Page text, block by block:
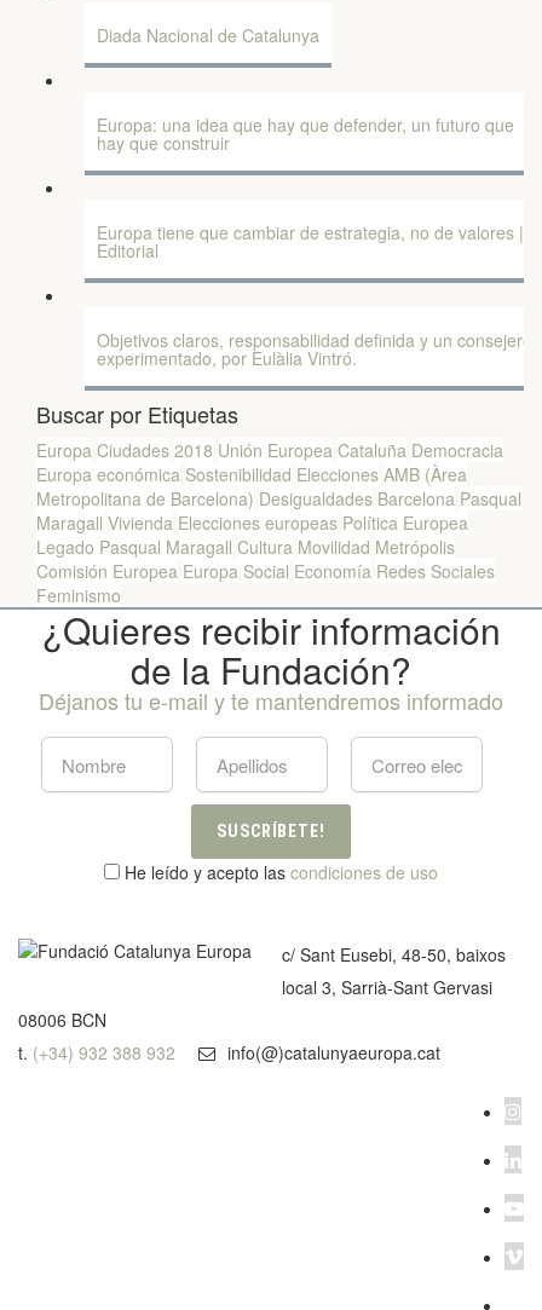
Diada Nacional de Catalunya
Europa: una idea que hay que defender, un futuro que
hay que construir
Europa tiene que cambiar de estrategia, no de valores |
Editorial
Objetivos claros, responsabilidad definida y un consejero
experimentado, por Eulàlia Vintró.
Buscar por Etiquetas
Europa Ciudades 2018 Unión Europea Cataluña Democracia
Europa económica Sostenibilidad Elecciones AMB (Àrea
Metropolitana de Barcelona) Desigualdades Barcelona Pasqual
Maragall Vivienda Elecciones europeas Política Europea
Legado Pasqual Maragall Cultura Movilidad Metrópolis
Comisión Europea Europa Social Economía Redes Sociales
Feminismo
¿Quieres recibir información
de la Fundación?
Déjanos tu e-mail y te mantendremos informado
SUSCRÍBETE!
He leído y acepto las condiciones de uso
c/ Sant Eusebi, 48-50, baixos
local 3, Sarrià-Sant Gervasi
08006 BCN
t. (+34) 932 388 932 info(@)catalunyaeuropa.cat